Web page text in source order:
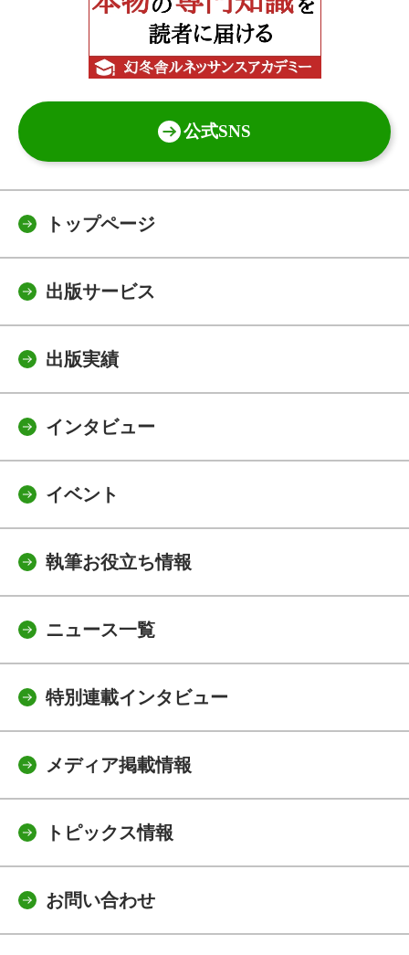
公式SNS
トップページ
出版サービス
出版実績
インタビュー
イベント
執筆お役立ち情報
ニュース一覧
特別連載インタビュー
メディア掲載情報
トピックス情報
お問い合わせ